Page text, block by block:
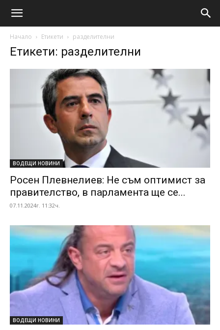
Начало Етикети разделителни
Етикети: разделителни
ВОДЕЩИ НОВИНИ
Росен Плевнелиев: Не съм оптимист за
правителство, в парламента ще се...
07.11.2024г. 11:32ч.
ВОДЕЩИ НОВИНИ